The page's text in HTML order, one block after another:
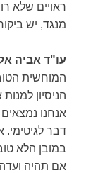
ראויים שלא
מנגד, יש
עו"ד אביה
המוחשית
הניסיון
אנחנו
דבר לגיטימי.
במובן הלא
אם תהיה